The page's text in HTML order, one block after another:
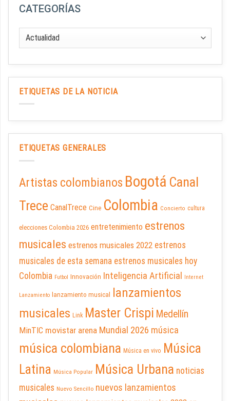
CATEGORÍAS
ETIQUETAS DE LA NOTICIA
ETIQUETAS GENERALES
Artistas colombianos Bogotá Canal
Trece CanalTrece Cine Colombia Concierto cultura
elecciones Colombia 2026 entretenimiento estrenos
musicales estrenos musicales 2022 estrenos
musicales de esta semana estrenos musicales hoy
Colombia Futbol Innovación Inteligencia Artificial Internet
Lanzamiento lanzamiento musical
lanzamientos
musicales Link Master Crispi Medellín
MinTIC movistar arena Mundial 2026 música
música colombiana Música en vivo Música
Latina Música Popular Música Urbana noticias
musicales Nuevo Sencillo nuevos lanzamientos